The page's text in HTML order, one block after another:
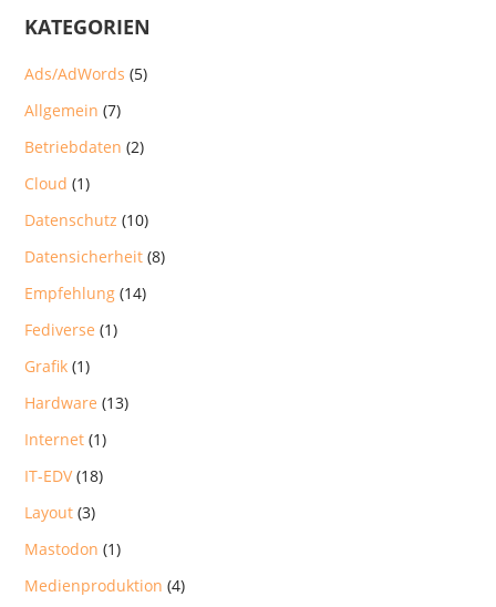
KATEGORIEN
Ads/AdWords (5)
Allgemein (7)
Betriebdaten (2)
Cloud (1)
Datenschutz (10)
Datensicherheit (8)
Empfehlung (14)
Fediverse (1)
Grafik (1)
Hardware (13)
Internet (1)
IT-EDV(18)
Layout (3)
Mastodon (1)
Medienproduktion (4)